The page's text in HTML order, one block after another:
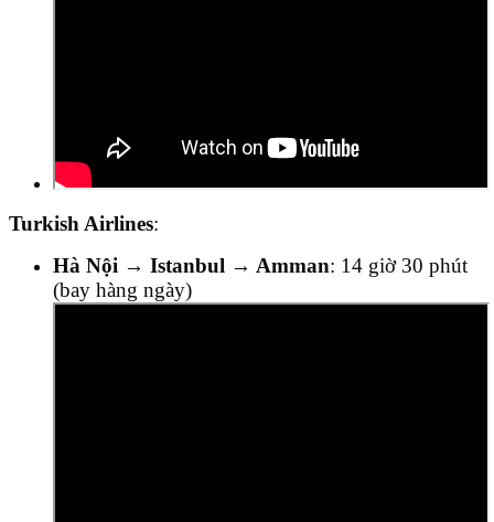
Turkish Airlines:
Hà Nội → Istanbul → Amman: 14 giờ 30 phút
(bay hàng ngày)